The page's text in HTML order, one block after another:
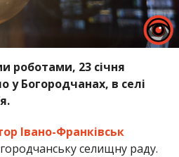
роботами, 23 січня
у Богородчанах, в селі
Івано-Франківськ
селищну раду.